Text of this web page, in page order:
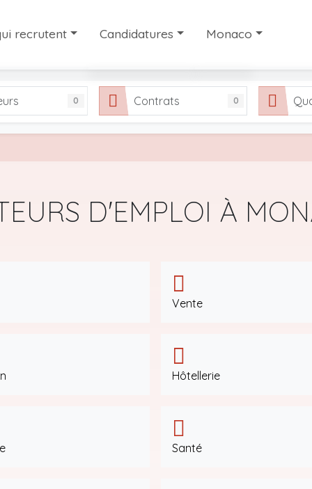
recrutent
et de recrutement à Monaco
Candidatures
Partager votre candidature
Monaco
Notre sélection de
0 Contrats 0
D'EMPLOI À
Vente
Hôtellerie
Santé